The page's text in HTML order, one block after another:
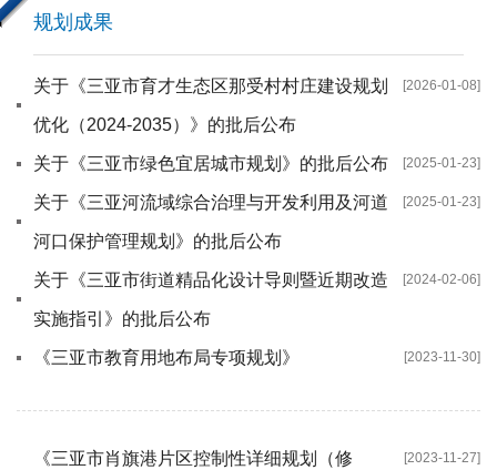
规划成果
[2026-01-08]
关于《三亚市育才生态区那受村村庄建设规划
优化（2024-2035）》的批后公布
[2025-01-23]
关于《三亚市绿色宜居城市规划》的批后公布
[2025-01-23]
关于《三亚河流域综合治理与开发利用及河道
河口保护管理规划》的批后公布
[2024-02-06]
关于《三亚市街道精品化设计导则暨近期改造
实施指引》的批后公布
[2023-11-30]
《三亚市教育用地布局专项规划》
[2023-11-27]
《三亚市肖旗港片区控制性详细规划（修